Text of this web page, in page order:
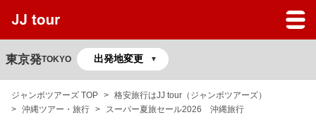
東京発TOKYO
JJツアーのサービスガイド
よくある質問
ジャンボツアーズ TOP
格安旅行はJJ tour（ジャンボツアーズ）
沖縄ツアー・旅行
スーパー夏旅セール2026 沖縄旅行